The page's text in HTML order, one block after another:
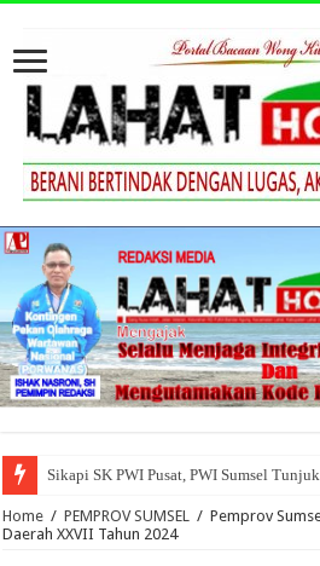
Sikapi SK PWI Pusat, PWI Sumsel
Home / PEMPROV SUMSEL / Pemprov
Daerah XXVII Tahun 2024